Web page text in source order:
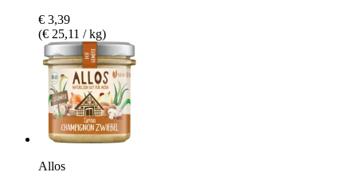
€ 3,39
(€ 25,11 / kg)
Allos